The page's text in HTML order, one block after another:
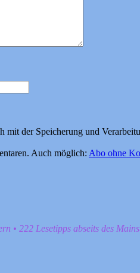
der Speicherung und
Auch möglich: Abo ohne
• 222 Lesetipps abseits des